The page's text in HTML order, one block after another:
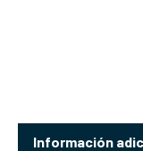
Información